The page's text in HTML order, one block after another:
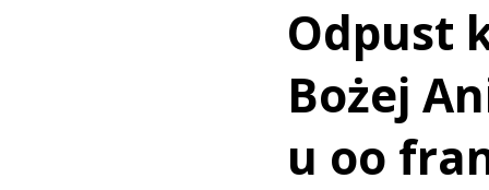
Odpust
Bożej
u oo